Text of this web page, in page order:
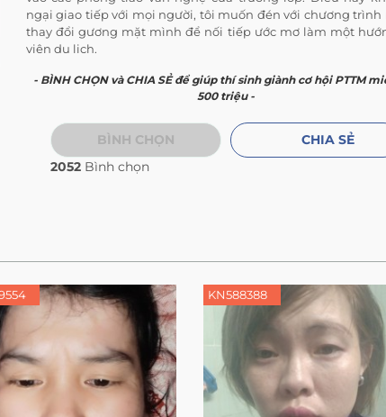
ngại giao tiếp với mọi người, tôi muốn đén với chương trình
thay đổi gương mặt mình để nối tiếp ước mơ làm một
viên du lịch.
- BÌNH CHỌN và CHIA SẺ để giúp thí sinh giành cơ hội PTTM
500 triệu -
BÌNH CHỌN
2052Bình chọn
CHIA SẺ
KN588388